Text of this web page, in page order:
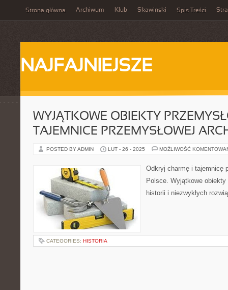
Strona główna Archiwum Klub Skawinski Spis Treści
NAJFAJNIEJSZE
WYJĄTKOWE OBIEKTY
TAJEMNICE PRZEMYSŁOWEJ
POSTED BY ADMIN LUT - 26 - 2025 MOŻLIWOŚĆ
Odkryj charmę i tajemnicę
Polsce. Wyjątkowe obiekty
historii i niezwykłych
CATEGORIES: HISTORIA